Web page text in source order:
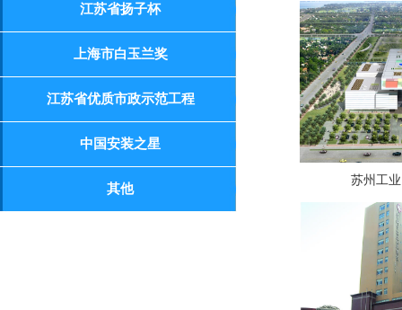
江苏省扬子杯
上海市白玉兰奖
江苏省优质市政示范工程
中国安装之星
其他
苏州工